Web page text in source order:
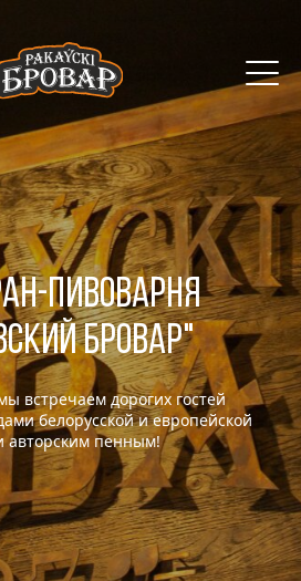
пивоварня
Бровар"
встречаем дорогих гостей
белорусской и европейской
авторским пенным!